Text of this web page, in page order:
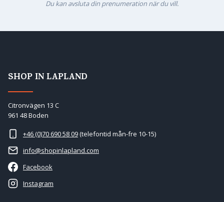
Du kan avsluta din prenumeration när du vill.
SHOP IN LAPLAND
Citronvägen 13 C
961 48 Boden
+46 (0)70 690 58 09(telefontid mån-fre 10-15)
info@shopinlapland.com
Facebook
Instagram